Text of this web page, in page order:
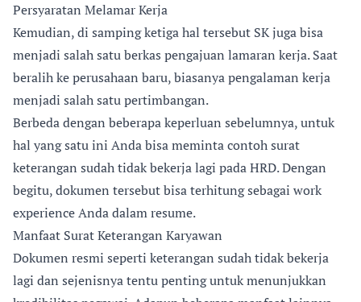
Persyaratan Melamar Kerja
Kemudian, di samping ketiga hal tersebut SK juga bisa
menjadi salah satu berkas pengajuan lamaran kerja. Saat
beralih ke perusahaan baru, biasanya pengalaman kerja
menjadi salah satu pertimbangan.
Berbeda dengan beberapa keperluan sebelumnya, untuk
hal yang satu ini Anda bisa meminta contoh surat
keterangan sudah tidak bekerja lagi pada HRD. Dengan
begitu, dokumen tersebut bisa terhitung sebagai work
experience Anda dalam resume.
Manfaat Surat Keterangan Karyawan
Dokumen resmi seperti keterangan sudah tidak bekerja
lagi dan sejenisnya tentu penting untuk menunjukkan